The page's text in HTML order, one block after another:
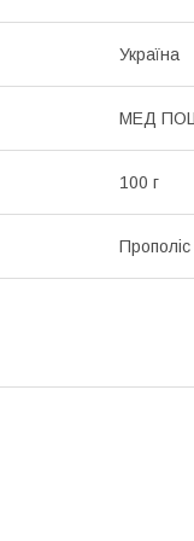
Україна
МЕД
100 г
Прополіс